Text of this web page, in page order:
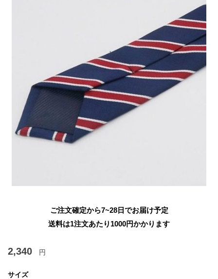
ご注文確定から7~28日でお届け予定
送料は1注文あたり 1000円かかります
2,340 円
サイズ